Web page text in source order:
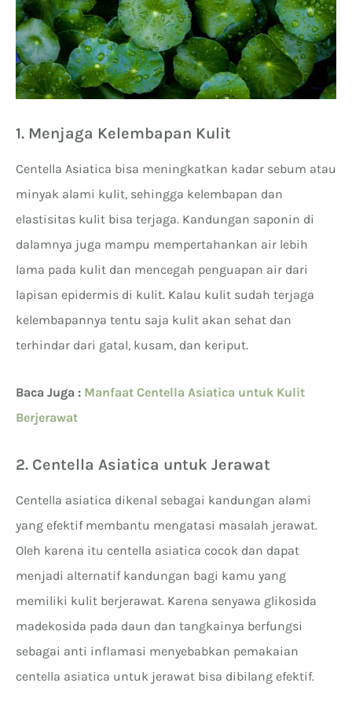
1. Menjaga Kelembapan Kulit
Centella Asiatica bisa meningkatkan kadar sebum atau
minyak alami kulit, sehingga kelembapan dan
elastisitas kulit bisa terjaga. Kandungan saponin di
dalamnya juga mampu mempertahankan air lebih
lama pada kulit dan mencegah penguapan air dari
lapisan epidermis di kulit. Kalau kulit sudah terjaga
kelembapannya tentu saja kulit akan sehat dan
terhindar dari gatal, kusam, dan keriput.
Baca Juga : Manfaat Centella Asiatica untuk Kulit
Berjerawat
2. Centella Asiatica untuk Jerawat
Centella asiatica dikenal sebagai kandungan alami
yang efektif membantu mengatasi masalah jerawat.
Oleh karena itu centella asiatica cocok dan dapat
menjadi alternatif kandungan bagi kamu yang
memiliki kulit berjerawat. Karena senyawa glikosida
madekosida pada daun dan tangkainya berfungsi
sebagai anti inflamasi menyebabkan pemakaian
centella asiatica untuk jerawat bisa dibilang efektif.